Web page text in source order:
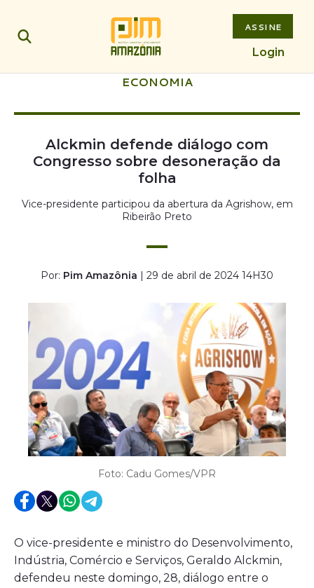
ASSINE
Login
ECONOMIA
Alckmin defende diálogo com
Congresso sobre desoneração da
folha
Vice-presidente participou da abertura da Agrishow, em
Ribeirão Preto
Por: Pim Amazônia | 29 de abril de 2024 14H30
Foto: Cadu Gomes/VPR
O vice-presidente e ministro do Desenvolvimento,
Indústria, Comércio e Serviços, Geraldo Alckmin,
defendeu neste domingo, 28, diálogo entre o